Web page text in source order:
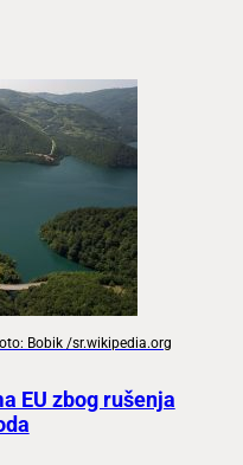
Bobik /sr.wikipedia.org
EU zbog rušenja